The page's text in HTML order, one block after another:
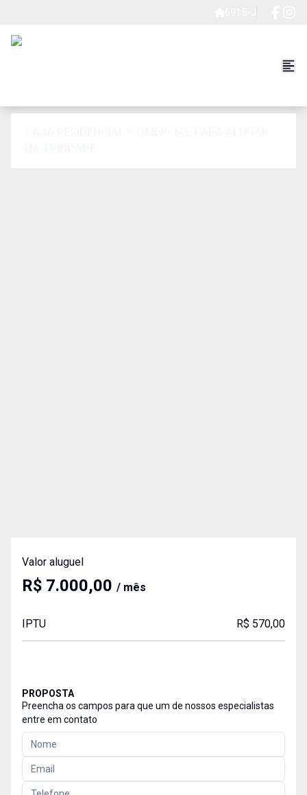
Valor aluguel
R$ 7.000,00 / mês
IPTU R$ 570,00
PROPOSTA
Preencha os campos para que um de nossos especialistas
entre em contato